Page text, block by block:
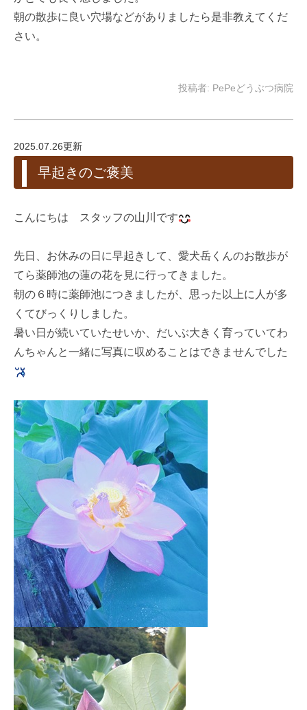
朝の散歩に良い穴場などがありましたら是非教えてくだ
さい。
投稿者: PePeどうぶつ病院
2025.07.26更新
早起きのご褒美
こんにちは スタッフの山川です
先日、お休みの日に早起きして、愛犬岳くんのお散歩が
てら薬師池の蓮の花を見に行ってきました。
朝の６時に薬師池につきましたが、思った以上に人が多
くてびっくりしました。
暑い日が続いていたせいか、だいぶ大きく育っていてわ
んちゃんと一緒に写真に収めることはできませんでした